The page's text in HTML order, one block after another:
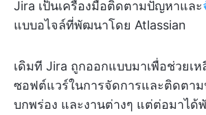
Jira เป็นเครื่องมือติดตามปัญหาและ
แบบอไจล์ที่พัฒนาโดย Atlassian
เดิมที Jira ถูกออกแบบมาเพื่อช่วยเ
ซอฟต์แวร์ในการจัดการและติดตา
บกพร่อง และงานต่างๆ แต่ต่อมาได้